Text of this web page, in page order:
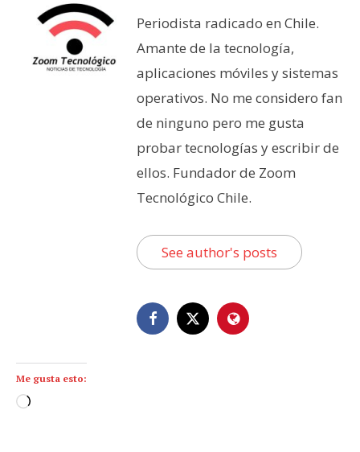
Periodista radicado en Chile.
Amante de la tecnología,
aplicaciones móviles y sistemas
operativos. No me considero fan
de ninguno pero me gusta
probar tecnologías y escribir de
ellos. Fundador de Zoom
Tecnológico Chile.
See author's posts
Me gusta esto:
C